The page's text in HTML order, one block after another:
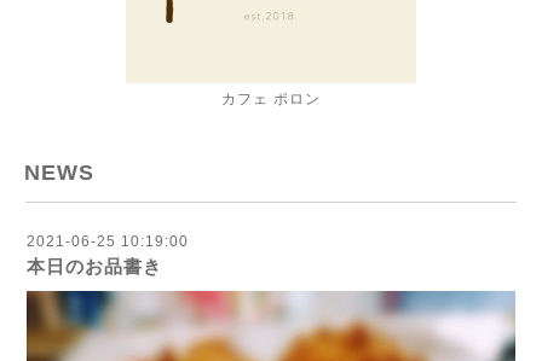
カフェ ポロン
NEWS
2021-06-25 10:19:00
本日のお品書き